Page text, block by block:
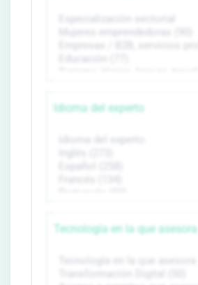
Idioma del experto
Tecnología en la que asesora